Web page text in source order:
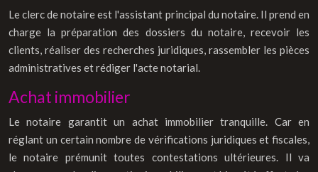
Le clerc de notaire est l'assistant principal du notaire. Il prend en
charge la préparation des dossiers du notaire, recevoir les
clients, réaliser des recherches juridiques, rassembler les pièces
administratives et rédiger l'acte notarial.
Achat immobilier
Le notaire garantit un achat immobilier tranquille. Car en
réglant un certain nombre de vérifications juridiques et fiscales,
le notaire prémunit toutes contestations ultérieures. Il va